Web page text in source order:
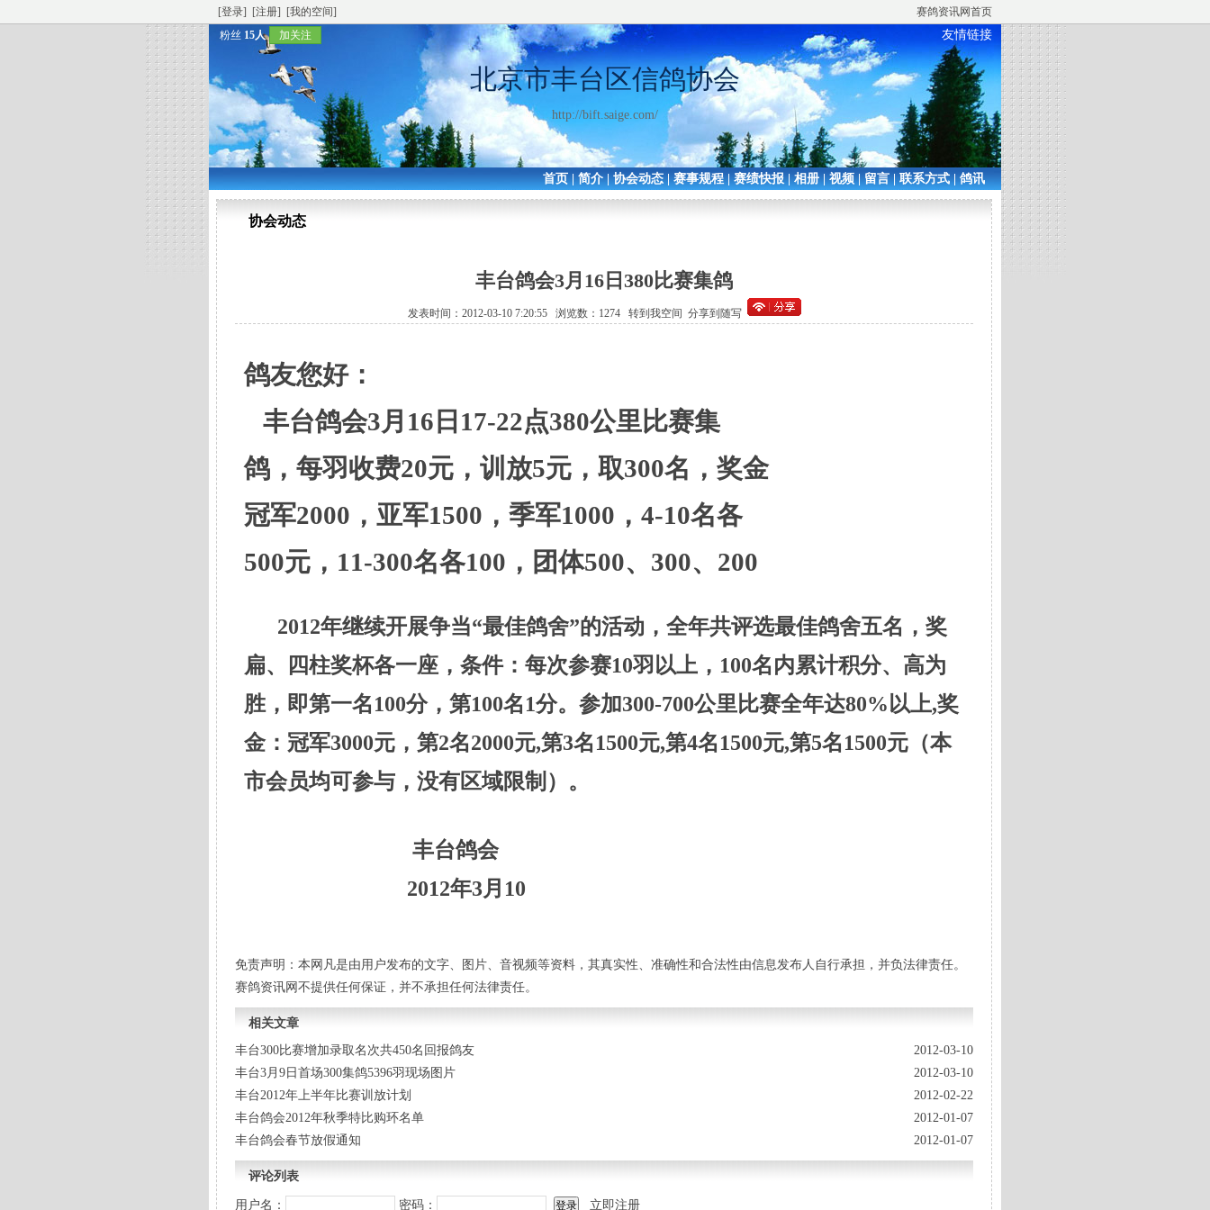
[登录] [注册] [我的空间]
赛鸽资讯网首页
粉丝 15人 加关注 友情链接
北京市丰台区信鸽协会
http://bift.saige.com/
首页|简介|协会动态|赛事规程|赛绩快报|相册|视频|留言|联系方式|鸽讯
协会动态
丰台鸽会3月16日380比赛集鸽
发表时间：2012-03-10 7:20:55 浏览数：1274 转到我空间 分享到随写
鸽友您好：
丰台鸽会3月16日17-22点380公里比赛集
鸽，每羽收费20元，训放5元，取300名， 奖金
冠军2000， 亚军1500 ，季军1000 ，4-10名各
500元，11-300名各100 ，团体500、 300、 200
2012年继续开展争当“最佳鸽舍”的活动，全年共评选最佳鸽舍五名，奖
扁、四柱奖杯各一座，条件：每次参赛10羽以上，100名内累计积分、高为
胜，即第一名100分，第100名1分。参加300-700公里比赛全年达80%以上,奖
金： 冠军3000元，第2名2000元,第3名1500元,第4名1500元,第5名1500元 （本
市会员均可参与，没有区域限制）。
丰台鸽会
2012年3月10
免责声明：本网凡是由用户发布的文字、图片、音视频等资料，其真实性、准确性和合法性由信息发布人自行承担，并负法律责任。
赛鸽资讯网不提供任何保证，并不承担任何法律责任。
相关文章
2012-03-10
丰台300比赛增加录取名次共450名回报鸽友
2012-03-10
丰台3月9日首场300集鸽5396羽现场图片
2012-02-22
丰台2012年上半年比赛训放计划
2012-01-07
丰台鸽会2012年秋季特比购环名单
2012-01-07
丰台鸽会春节放假通知
评论列表
用户名： 密码： 立即注册